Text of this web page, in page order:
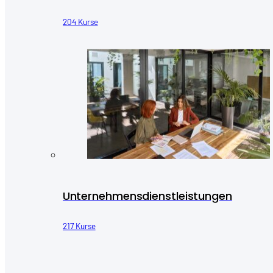
204 Kurse
Unternehmensdienstleistungen
217 Kurse